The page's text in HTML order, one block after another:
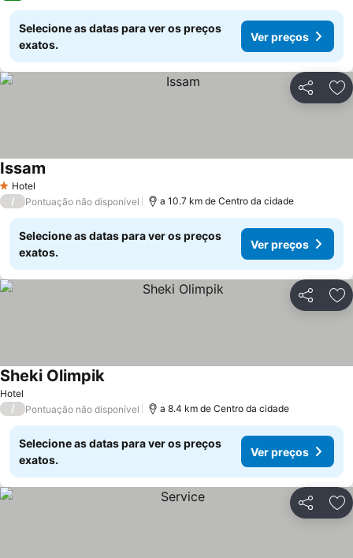
Selecione as datas para ver os preços
exatos.
Ver preços
Partilhar
1 Estrelas
Hotel
Issam
/ Pontuação não disponível a 10.7 km de Centro da cidade
Selecione as datas para ver os preços
exatos.
Ver preços
Partilhar
Hotel
Sheki Olimpik
/ Pontuação não disponível a 8.4 km de Centro da cidade
Selecione as datas para ver os preços
exatos.
Ver preços
Partilhar